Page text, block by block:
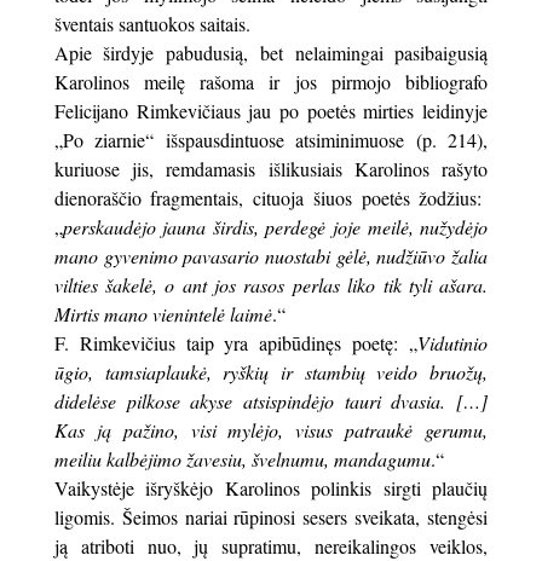
šventais santuokos saitais.
Apie širdyje pabudusią, bet nelaimingai pasibaigusią
Karolinos meilę rašoma ir jos pirmojo bibliografo
Felicijano Rimkevičiaus jau po poetės mirties leidinyje
„Po ziarnie“ išspausdintuose atsiminimuose (p. 214),
kuriuose jis, remdamasis išlikusiais Karolinos rašyto
dienoraščio fragmentais, cituoja šiuos poetės žodžius:
„perskaudėjo jauna širdis, perdegė joje meilė, nužydėjo
mano gyvenimo pavasario nuostabi gėlė, nudžiūvo žalia
vilties šakelė, o ant jos rasos perlas liko tik tyli ašara.
Mirtis mano vienintelė laimė.“
F. Rimkevičius taip yra apibūdinęs poetę: „Vidutinio
ūgio, tamsiaplaukė, ryškių ir stambių veido bruožų,
didelėse pilkose akyse atsispindėjo tauri dvasia. […]
Kas ją pažino, visi mylėjo, visus patraukė gerumu,
meiliu kalbėjimo žavesiu, švelnumu, mandagumu.“
Vaikystėje išryškėjo Karolinos polinkis sirgti plaučių
ligomis. Šeimos nariai rūpinosi sesers sveikata, stengėsi
ją atriboti nuo, jų supratimu, nereikalingos veiklos,